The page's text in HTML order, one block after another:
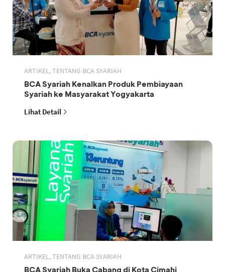
ARTIKEL, TENTANG BCA SYARIAH
BCA Syariah Kenalkan Produk Pembiayaan
Syariah ke Masyarakat Yogyakarta
Lihat Detail
ARTIKEL, TENTANG BCA SYARIAH
BCA Syariah Buka Cabang di Kota Cimahi